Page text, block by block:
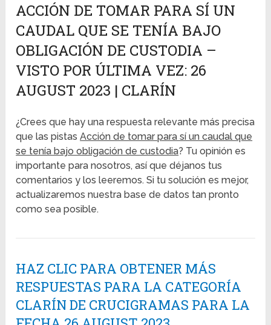
ACCIÓN DE TOMAR PARA SÍ UN
CAUDAL QUE SE TENÍA BAJO
OBLIGACIÓN DE CUSTODIA –
VISTO POR ÚLTIMA VEZ: 26
AUGUST 2023 | CLARÍN
¿Crees que hay una respuesta relevante más precisa
que las pistasAcción de tomar para sí un caudal que
se tenía bajo obligación de custodia? Tu opinión es
importante para nosotros, así que déjanos tus
comentarios y los leeremos. Si tu solución es mejor,
actualizaremos nuestra base de datos tan pronto
como sea posible.
HAZ CLIC PARA OBTENER MÁS
RESPUESTAS PARA LA CATEGORÍA
CLARÍN DE CRUCIGRAMAS PARA LA